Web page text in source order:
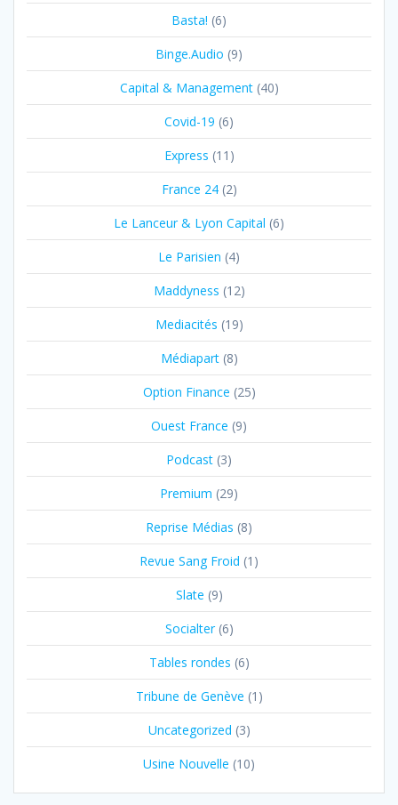
Basta! (6)
Binge.Audio (9)
Capital & Management(40)
Covid-19 (6)
Express (11)
France 24(2)
Le Lanceur & Lyon Capital (6)
Le Parisien (4)
Maddyness (12)
Mediacités (19)
Médiapart(8)
Option Finance (25)
Ouest France (9)
Podcast (3)
Premium (29)
Reprise Médias (8)
Revue Sang Froid (1)
Slate (9)
Socialter(6)
Tables rondes (6)
Tribune de Genève (1)
Uncategorized (3)
Usine Nouvelle (10)